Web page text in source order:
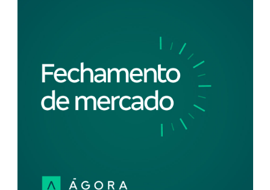
de ações com o Fechamento de Mercado. Nesta
edição, hoje, nos EUA, foram divulgados os números
de criação de emprego e confiança do consumidor,
que vieram acima dos níveis previstos e
pressionaram as bolsas. Porém, na parte final da
sessão, a força do setor financeiro em NY ajudou a
impulsionar o Dow Jones para sua máxima histórica.
Aqui no Brasil, a cautela também predominou com os
por aqui e nos EUA.